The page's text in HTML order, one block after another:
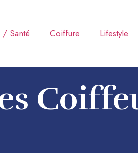
/ Santé Coiffure Lifestyle